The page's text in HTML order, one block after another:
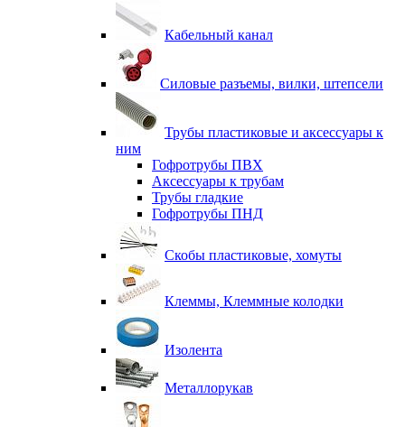
Кабельный канал
Силовые разъемы, вилки, штепсели
Трубы пластиковые и аксессуары к
ним
Гофротрубы ПВХ
Аксессуары к трубам
Трубы гладкие
Гофротрубы ПНД
Скобы пластиковые, хомуты
Клеммы, Клеммные колодки
Изолента
Металлорукав